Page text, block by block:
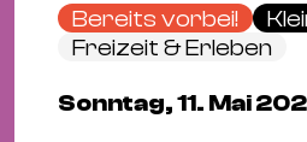
Bereits vorbei!
Freizeit & Erleben
Sonntag, 11. Mai